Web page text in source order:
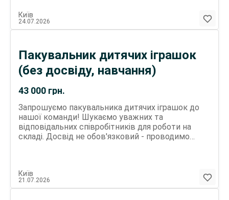
роботи: доба через три (або за домовленістю);
Випробувальний термін – 3 місяці. Якщо Вас
Київ
24.07.2026
43 000 грн.
Пакувальник дитячих іграшок
(без досвіду, навчання)
Запрошуємо пакувальника дитячих іграшок до
нашої команди! Шукаємо уважних та
відповідальних співробітників для роботи на
складі. Досвід не обов'язковий - проводимо
заробітної плати; підтримку колективу та
наставника; можливість довгострокової
Київ
21.07.2026